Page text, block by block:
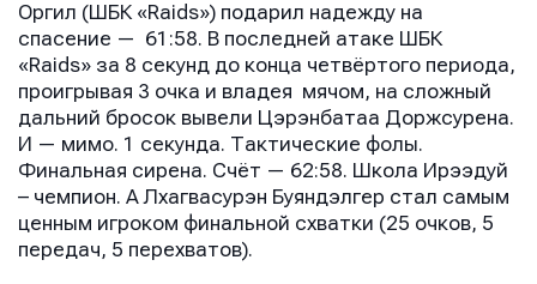
Оргил (ШБК «Raids») подарил надежду на
спасение — 61:58. В последней атаке ШБК
«Raids» за 8 секунд до конца четвёртого периода,
проигрывая 3 очка и владея мячом, на сложный
дальний бросок вывели Цэрэнбатаа Доржсурена.
И — мимо. 1 секунда. Тактические фолы.
Финальная сирена. Счёт — 62:58. Школа Ирээдуй
– чемпион. А Лхагвасурэн Буяндэлгер стал самым
ценным игроком финальной схватки (25 очков, 5
передач, 5 перехватов).
Отправить
Нажимая кнопку “Отправить”, вы соглашаетесь с
условиями обработки персональных данных
Отправить
Нажимая кнопку “Отправить”, вы соглашаетесь с
условиями обработки персональных данных
Отправить
Нажимая кнопку “Отправить”, вы соглашаетесь с
условиями обработки персональных данных